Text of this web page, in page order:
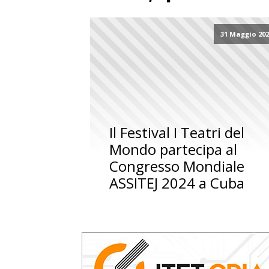
31 Maggio
Il Festival I Teatri del
Mondo partecipa al
Congresso Mondiale
ASSITEJ 2024 a Cuba